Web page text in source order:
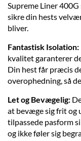
Supreme Liner
sikre din hests
bliver.
Fantastisk Isolation:
kvalitet garanterer
Din hest får præcis
overophedning, så
Let og Bevægelig:
at bevæge sig frit og
tilpassede pasform
og ikke føler sig